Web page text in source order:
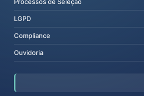
LGPD
Compliance
Ouvidoria